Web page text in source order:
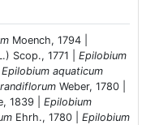
Moench, 1794 |
Scop., 1771 | Epilobium
Epilobium aquaticum
Weber, 1780 |
1839 | Epilobium
Ehrh., 1780 | Epilobium